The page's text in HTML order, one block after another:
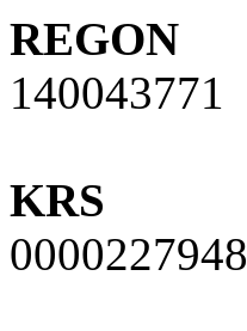
REGON
140043771
KRS
0000227948